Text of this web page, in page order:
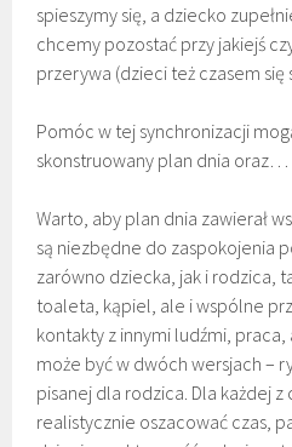
spieszymy się, a dziecko
chcemy pozostać przy jakiejś
przerywa (dzieci też czasem się
Pomóc w tej synchronizacji
skonstruowany plan dnia oraz…
Warto, aby plan dnia zawierał
są niezbędne do zaspokojenia
zarówno dziecka, jak i rodzica,
toaleta, kąpiel, ale i wspólne
kontakty z innymi ludźmi, praca,
może być w dwóch wersjach –
pisanej dla rodzica. Dla każdej
realistycznie oszacować czas,